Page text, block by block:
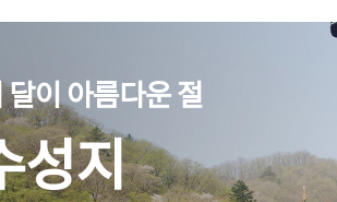
달이 아름다운 절
성지